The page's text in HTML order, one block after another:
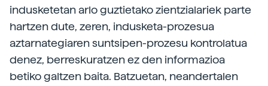
indusketetan arlo guztietako zientzialariek parte
hartzen dute, zeren, indusketa-prozesua
aztarnategiaren suntsipen-prozesu kontrolatua
denez, berreskuratzen ez den informazioa
betiko galtzen baita. Batzuetan, neandertalen